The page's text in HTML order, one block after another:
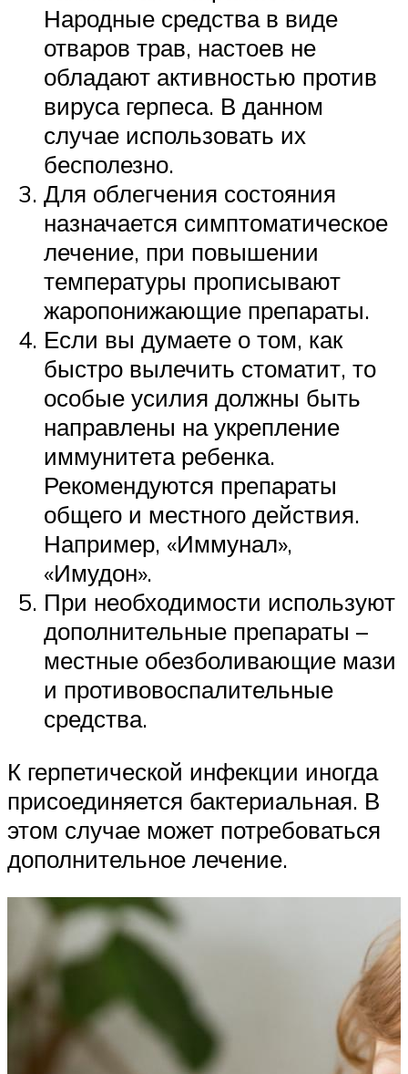
Народные средства в виде
отваров трав, настоев не
обладают активностью против
вируса герпеса. В данном
случае использовать их
бесполезно.
Для облегчения состояния
назначается симптоматическое
лечение, при повышении
температуры прописывают
жаропонижающие препараты.
Если вы думаете о том, как
быстро вылечить стоматит, то
особые усилия должны быть
направлены на укрепление
иммунитета ребенка.
Рекомендуются препараты
общего и местного действия.
Например, «Иммунал»,
«Имудон».
При необходимости используют
дополнительные препараты –
местные обезболивающие мази
и противовоспалительные
средства.
К герпетической инфекции иногда
присоединяется бактериальная. В
этом случае может потребоваться
дополнительное лечение.